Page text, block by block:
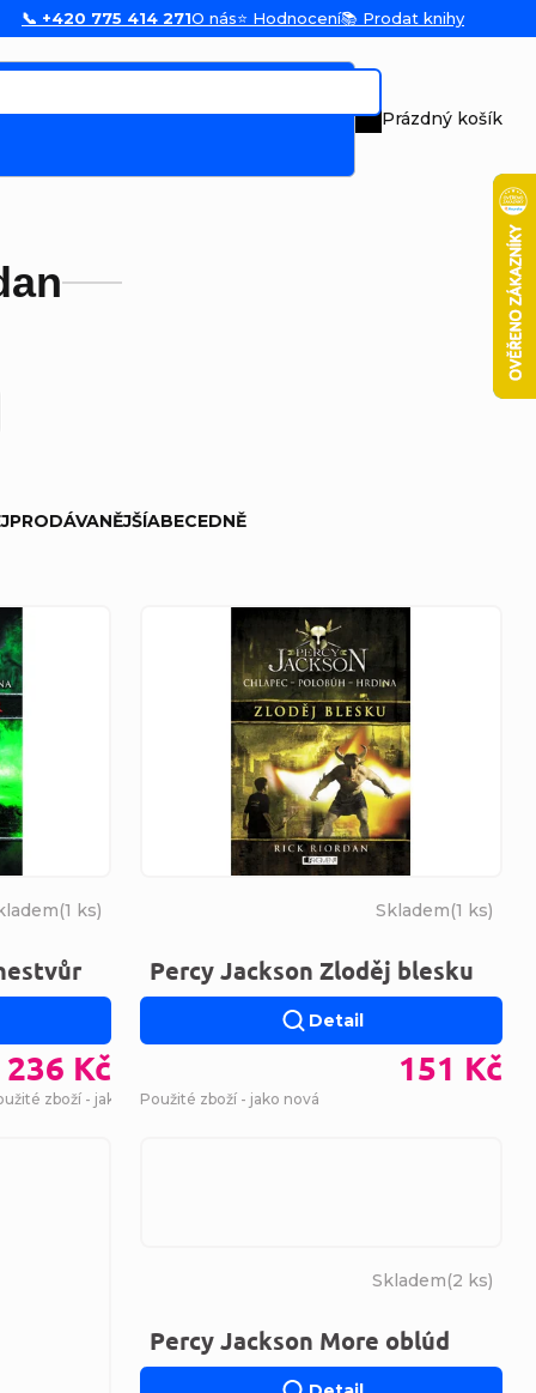
📞 +420 775 414 271O nás⭐ Hodnocení📚 Prodat knihy
Nákupní
Prázdný košík
ABECEDNĚ
(1 ks)
236 Kč
zboží - jako nová
Percy Jackson Zloděj blesku
Skladem(1 ks)
151 Kč
Detail
Použité zboží - jako nová
Percy Jackson More oblúd
Skladem(2 ks)